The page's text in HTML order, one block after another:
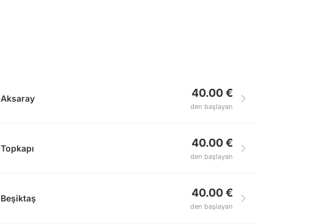
Aksaray 40.00 €
den başlayan
Topkapı 40.00 €
den başlayan
Beşiktaş 40.00 €
den başlayan